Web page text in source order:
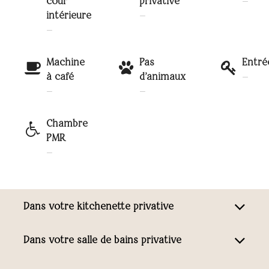
intérieure
—
—
Machine
à café
—
Pas
d'animaux
—
—
Chambre
PMR
—
Dans votre kitchenette privative
Dans votre salle de bains privative